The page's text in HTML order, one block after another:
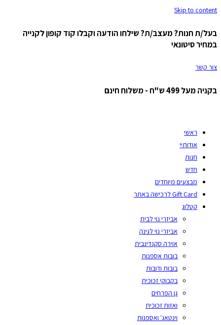
Skip to content
בעל/ת חנות? מעצב/ת? שילחו הודעה וקבלו קוד קופון לקנייה
במחיר סיטונאי
צור קשר
בקניה מעל 499 ש"ח - משלוח חינם
ראשי
אודותיי
חנות
חדש
מבצעים מיוחדים
Gift Card לרכישה באתר
קטלוג
אביזרי נוי לבית
אביזרי נוי לגינה
אוירה סקנדינבית
בובות אספנות
בובות ודובות
בקבוקי זכוכית
גן הפרחים
ואזות זכוכית
וינטאג' ואספנות